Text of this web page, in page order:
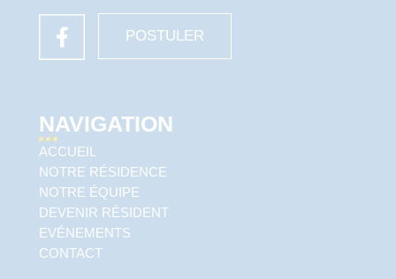
POSTULER
NAVIGATION
ACCUEIL
NOTRE RÉSIDENCE
NOTRE ÉQUIPE
DEVENIR RÉSIDENT
EVÉNEMENTS
CONTACT